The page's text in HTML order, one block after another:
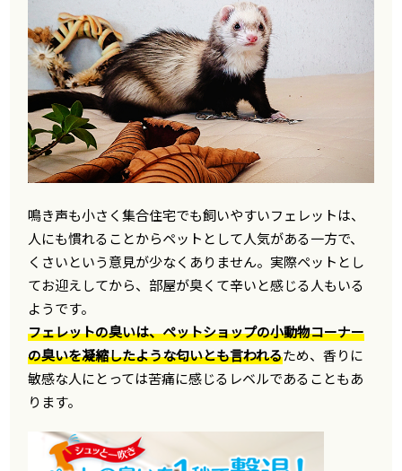
鳴き声も小さく集合住宅でも飼いやすいフェレットは、
人にも慣れることからペットとして人気がある一方で、
くさいという意見が少なくありません。実際ペットとし
てお迎えしてから、部屋が臭くて辛いと感じる人もいる
ようです。
フェレットの臭いは、ペットショップの小動物コーナー
の臭いを凝縮したような匂いとも言われるため、香りに
敏感な人にとっては苦痛に感じるレベルであることもあ
ります。